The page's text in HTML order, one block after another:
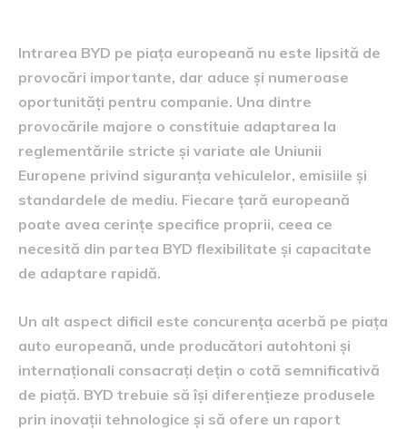
Intrarea BYD pe piața europeană nu este lipsită de
provocări importante, dar aduce și numeroase
oportunități pentru companie. Una dintre
provocările majore o constituie adaptarea la
reglementările stricte și variate ale Uniunii
Europene privind siguranța vehiculelor, emisiile și
standardele de mediu. Fiecare țară europeană
poate avea cerințe specifice proprii, ceea ce
necesită din partea BYD flexibilitate și capacitate
de adaptare rapidă.
Un alt aspect dificil este concurența acerbă pe piața
auto europeană, unde producători autohtoni și
internaționali consacrați dețin o cotă semnificativă
de piață. BYD trebuie să își diferențieze produsele
prin inovații tehnologice și să ofere un raport